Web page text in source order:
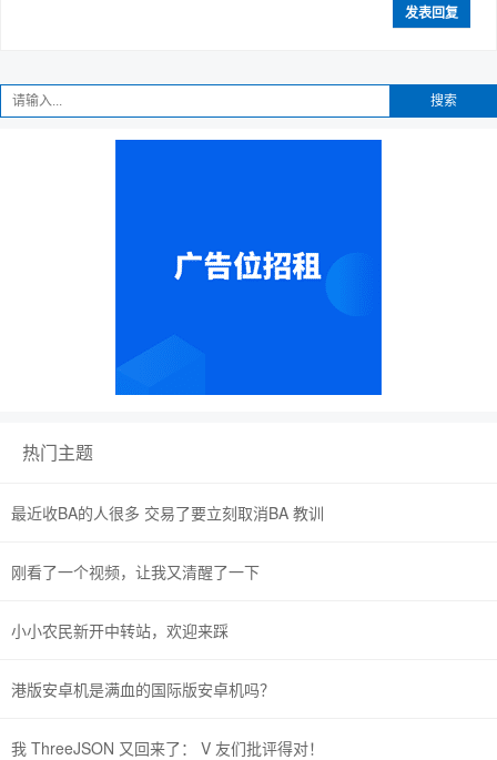
发表回复
搜索
热门主题
最近收BA的人很多 交易了要立刻取消BA 教训
刚看了一个视频，让我又清醒了一下
小小农民新开中转站，欢迎来踩
港版安卓机是满血的国际版安卓机吗？
我 ThreeJSON 又回来了： V 友们批评得对！